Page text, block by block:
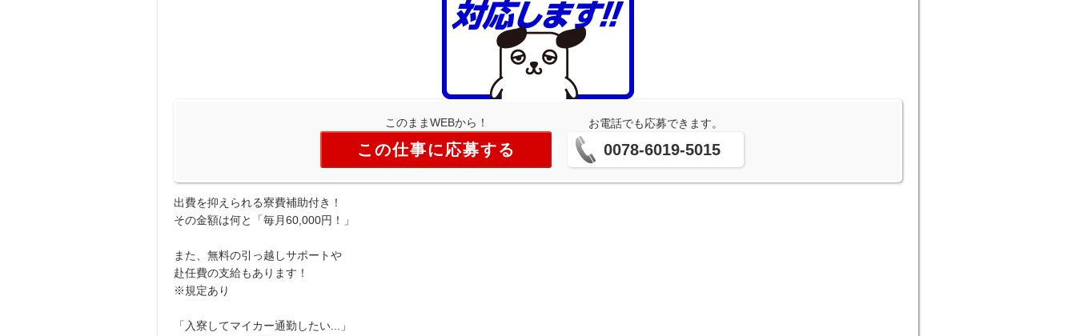
このままWEBから！
この仕事に応募する
お電話でも応募できます。
0078-6019-5015
出費を抑えられる寮費補助付き！
その金額は何と「毎月60,000円！」
また、無料の引っ越しサポートや
赴任費の支給もあります！
※規定あり
「入寮してマイカー通勤したい...」